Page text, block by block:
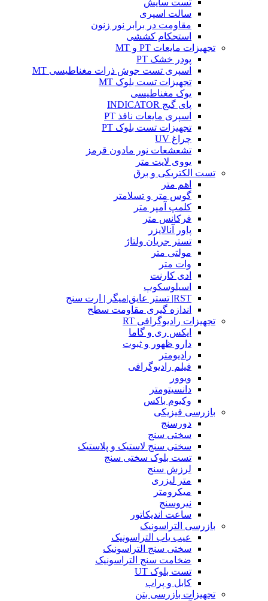
سالت اسپری
مقاومت در برابر نور زنون
استحکام کششی
تجهیزات مایعات PT و MT
پودر خشک PT
اسپری تست جوش ذرات مغناطیسی MT
تجهیزات تست بلوک MT
یوک مغناطیسی
پای گیج INDICATOR
اسپری مایعات نافذ PT
تجهیزات تست بلوک PT
چراغ UV
تشعشعات نور مادون قرمز
یووی لایت متر
تست الکتریکی و برق
اهم متر
گوس متر و تسلامتر
کلمپ آمپر متر
فرکانس متر
پاور آنالایزر
تستر جریان ولتاژ
مولتی متر
وات متر
ادی کارنت
اسیلوسکوپ
RST| تستر عایق|میگر | ارت سنج
اندازه گیری مقاومت سطح
تجهیزات رادیوگرافی RT
ایکس ری و گاما
دارو ظهور و ثبوت
رادیومتر
فیلم رادیوگرافی
ویوور
دانسیتومتر
وکیوم باکس
بازرسی فیزیکی
دورسنج
سختی سنج
سختی سنج لاستیک و پلاستیک
تست بلوک سختی سنج
لرزش سنج
متر لیزری
میکرومتر
نیروسنج
ساعت اندیکاتور
بازرسی التراسونیک
عیب یاب التراسونیک
سختی سنج التراسونیک
ضخامت سنج التراسونیک
تست بلوک UT
کابل و پراب
تجهیزات بازرسی بتن